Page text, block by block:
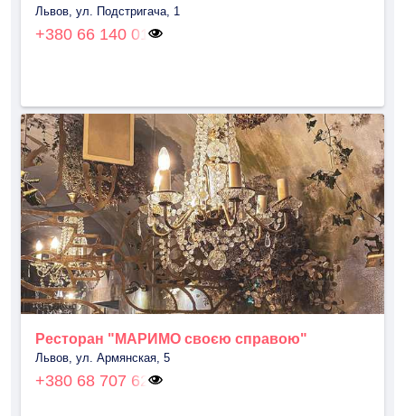
Львов, ул. Подстригача, 1
+380 66 140 01
Ресторан "МАРИМО своєю справою"
Львов, ул. Армянская, 5
+380 68 707 62